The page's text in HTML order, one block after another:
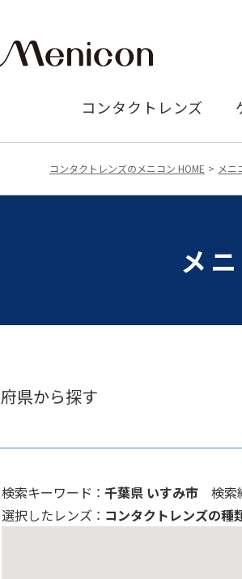
コンタクトレンズ
コンタクトレンズのメニコン HOME メニ
メ
県から探す
検索キーワード ： 千葉県 いすみ市 検索
選択したレンズ ： コンタクトレンズの種